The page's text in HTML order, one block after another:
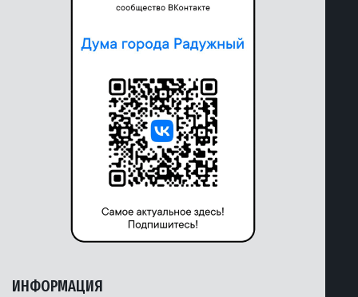
ИНФОРМАЦИЯ